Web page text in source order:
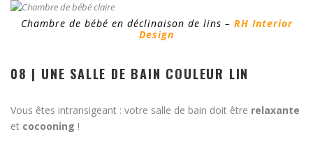
Chambre de bébé en déclinaison de lins – RH Interior
Design
08 | UNE SALLE DE BAIN COULEUR LIN
Vous êtes intransigeant : votre salle de bain doit être relaxante
et cocooning !